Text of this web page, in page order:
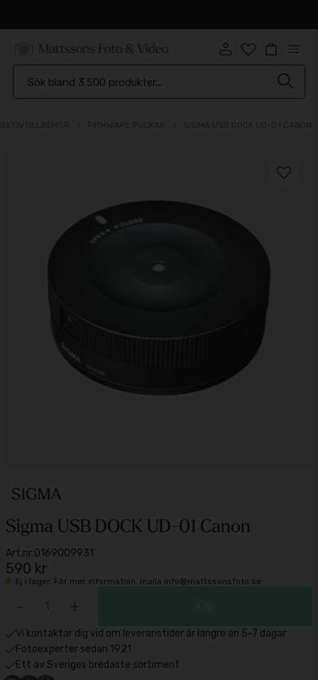
Sigma USB DOCK UD-01 Canon
Art.nr:0169009931
590 kr
Ej i lager. För mer information, maila info@mattssonsfoto.se
- +
Vi kontaktar dig vid om leveranstider är längre än 5-7 dagar
Fotoexperter sedan 1921
Ett av Sveriges bredaste sortiment